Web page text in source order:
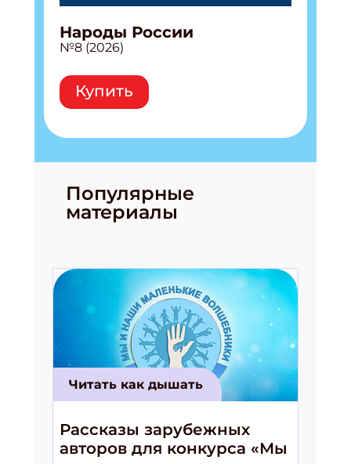
Народы России
№8 (2026)
Купить
Популярные
материалы
Читать как дышать
Рассказы зарубежных
авторов для конкурса «Мы
Подпишись на рассылку
Получи электронный "Классный журнал" в
подарок!
Укажите Ваш Email